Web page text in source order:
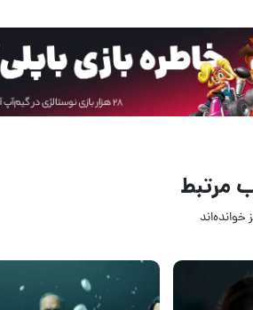
مرتبط
خوانده‌اند